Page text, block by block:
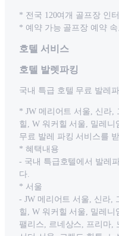
* 전국 120여개 골프장 인
* 예약 가능 골프장 예약
호텔 서비스
호텔 발렛파킹
국내 특급 호텔 무료 발레
* JW 메리어트 서울, 신라,
힐, W 워커힐 서울, 밀레니
무료 발레 파킹 서비스를
* 혜택내용
- 국내 특급호텔에서 발레
다.
* 서울
- JW 메리어트 서울, 신라,
힐, W 워커힐 서울, 밀레니
팰리스, 르네상스, 프리마,